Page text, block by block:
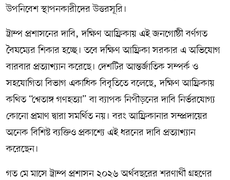
উপনিবেশ স্থাপনকারীদের উত্তরসূরি।
ট্রাম্প প্রশাসনের দাবি, দক্ষিণ আফ্রিকায় এই জনগোষ্ঠী বর্ণগত
বৈষম্যের শিকার হচ্ছে। তবে দক্ষিণ আফ্রিকা সরকার এ অভিযোগ
বারবার প্রত্যাখ্যান করেছে। দেশটির আন্তর্জাতিক সম্পর্ক ও
সহযোগিতা বিভাগ একাধিক বিবৃতিতে বলেছে, দক্ষিণ আফ্রিকায়
কথিত “শ্বেতাঙ্গ গণহত্যা” বা ব্যাপক নিপীড়নের দাবি নির্ভরযোগ্য
কোনো প্রমাণ দ্বারা সমর্থিত নয়। বরং আফ্রিকানার সম্প্রদায়ের
অনেক বিশিষ্ট ব্যক্তিও প্রকাশ্যে এই ধরনের দাবি প্রত্যাখ্যান
করেছেন।
গত মে মাসে ট্রাম্প প্রশাসন ২০২৬ অর্থবছরের শরণার্থী গ্রহণের